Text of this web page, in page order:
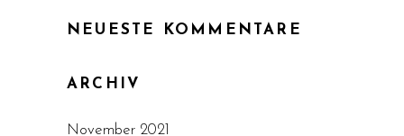
NEUESTE KOMMENTARE
ARCHIV
November 2021